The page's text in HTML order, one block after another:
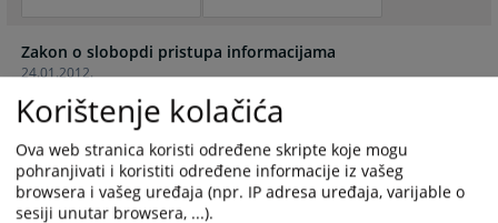
forward
to
interact
with
the
calendar
and
forward
to
interact
with
the
calendar
and
24.01.2012.
Zakon o slobopdi pristupa informacijama
Korištenje kolačića
Ova web stranica koristi određene skripte koje mogu
pohranjivati i koristiti određene informacije iz vašeg
browsera i vašeg uređaja (npr. IP adresa uređaja, varijable o
sesiji unutar browsera, ...).